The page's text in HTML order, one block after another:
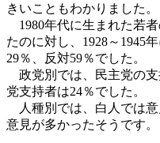
きいこともわかりました。
1980年代に生まれた若
たのに対し、1928～1945
29％、反対59％でした。
政党別では、民主党の支
党支持者は24％でした。
人種別では、白人では
意見が多かったそうです。